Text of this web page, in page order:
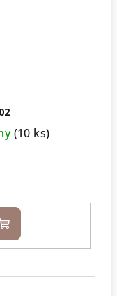
(10 ks)
Do
košíku